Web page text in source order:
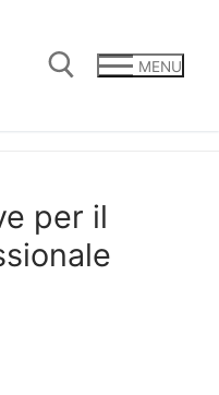
MENU
per il